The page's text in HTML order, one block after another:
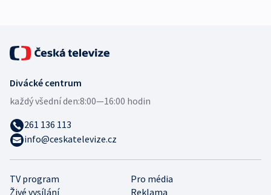
TV program
Pro média
Živé vysílání
Reklama
Divácké centrum
každý všední den:8:00—16:00 hodin
261 136 113
info@ceskatelevize.cz